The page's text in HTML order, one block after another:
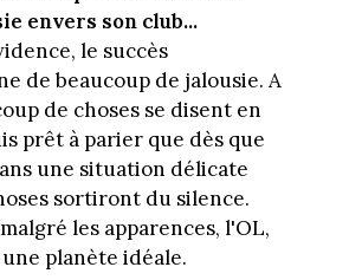
envers son club...
le succès
de beaucoup de jalousie. A
de choses se disent en
prêt à parier que dès que
une situation délicate
sortiront du silence.
les apparences, l'OL,
planète idéale.